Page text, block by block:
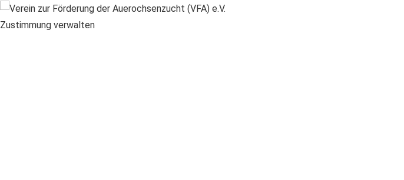
Zustimmung verwalten